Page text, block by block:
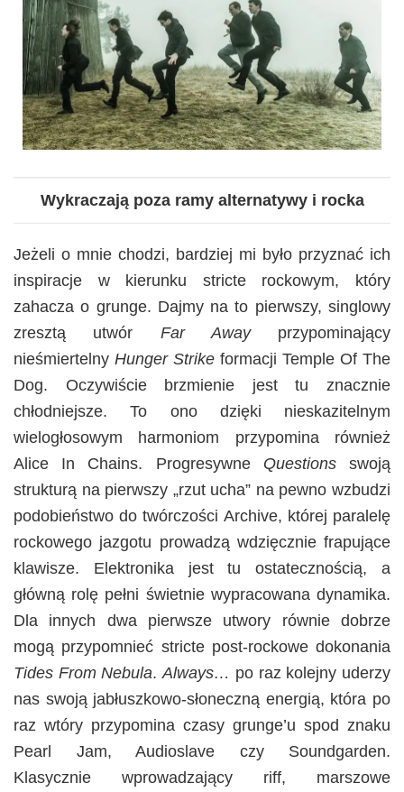
Wykraczają poza ramy alternatywy i rocka
Jeżeli o mnie chodzi, bardziej mi było przyznać ich
inspiracje w kierunku stricte rockowym, który
zahacza o grunge. Dajmy na to pierwszy, singlowy
zresztą utwór Far Awayprzypominający
nieśmiertelny Hunger Strike formacji Temple Of The
Dog. Oczywiście brzmienie jest tu znacznie
chłodniejsze. To ono dzięki nieskazitelnym
wielogłosowym harmoniom przypomina również
Alice In Chains. Progresywne Questionsswoją
strukturą na pierwszy „rzut ucha” na pewno wzbudzi
podobieństwo do twórczości Archive, której paralelę
rockowego jazgotu prowadzą wdzięcznie frapujące
klawisze. Elektronika jest tu ostatecznością, a
główną rolę pełni świetnie wypracowana dynamika.
Dla innych dwa pierwsze utwory równie dobrze
mogą przypomnieć stricte post-rockowe dokonania
Tides From Nebula.Always… po raz kolejny uderzy
nas swoją jabłuszkowo-słoneczną energią, która po
raz wtóry przypomina czasy grunge’u spod znaku
Pearl Jam, Audioslave czy Soundgarden.
Klasycznie wprowadzający riff, marszowe